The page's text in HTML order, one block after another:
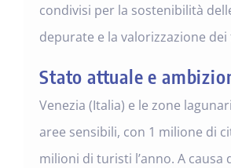
condivisi per la sostenibilità
depurate e la valorizzazione dei
Stato attuale e
Venezia (Italia) e le zone
aree sensibili, con 1 milione di
milioni di turisti l’anno. A causa